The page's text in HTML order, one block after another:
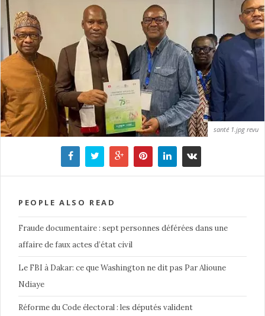
santé 1.jpg revu
PEOPLE ALSO READ
Fraude documentaire : sept personnes déférées dans une
affaire de faux actes d’état civil
Le FBI à Dakar: ce que Washington ne dit pas Par Alioune
Ndiaye
Réforme du Code électoral : les députés valident